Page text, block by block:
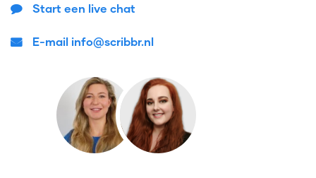
Start een live chat
E-mail info@scribbr.nl